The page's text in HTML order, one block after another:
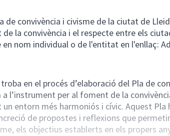
de convivència i civisme de la ciutat de
la convivència i el respecte entre els
nom individual o de l'entitat en l'enllaç:
en el procés d’elaboració del Pla de
l’instrument per al foment de la
entorn més harmoniós i cívic. Aquest Pla
de propostes i reflexions que
els objectius establerts en els propers